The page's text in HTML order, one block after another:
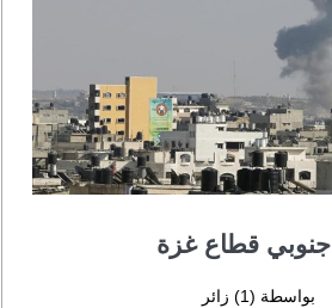
جنوبي قطاع غزة
بواسطة (1) زائر